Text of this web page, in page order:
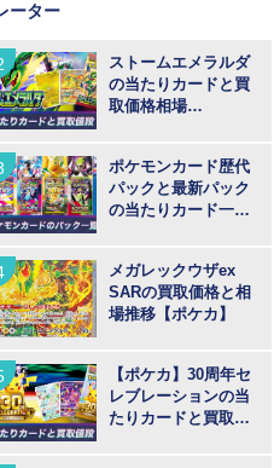
ーター
ストームエメラルダ
の当たりカードと買
取価格相場
ポケモンカード歴代
パックと最新パック
の当たりカード一覧
メガレックウザex
SARの買取価格と相
場推移【ポケカ】
【ポケカ】30周年セ
レブレーションの当
たりカードと買取価